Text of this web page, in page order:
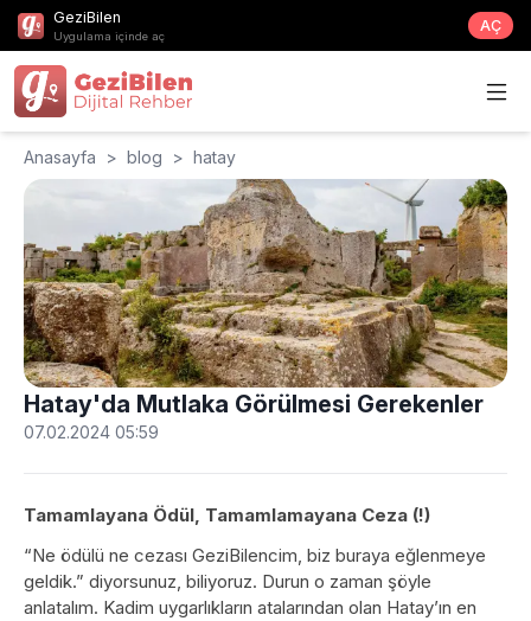
GeziBilen
Uygulama içinde aç
AÇ
Anasayfa > blog > hatay
Hatay'da Mutlaka Görülmesi Gerekenler
07.02.2024 05:59
Tamamlayana Ödül, Tamamlamayana Ceza (!)
“Ne ödülü ne cezası GeziBilencim, biz buraya eğlenmeye
geldik.” diyorsunuz, biliyoruz. Durun o zaman şöyle
anlatalım. Kadim uygarlıkların atalarından olan Hatay’ın en